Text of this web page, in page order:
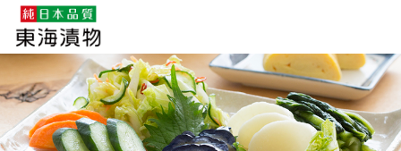
企業・採用情報 社会貢献 品質保証